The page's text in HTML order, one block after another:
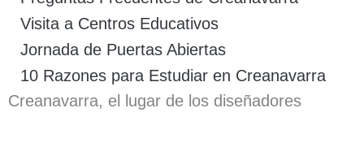
Visita a Centros Educativos
Jornada de Puertas Abiertas
10 Razones para Estudiar en Creanavarra
Creanavarra, el lugar de los diseñadores